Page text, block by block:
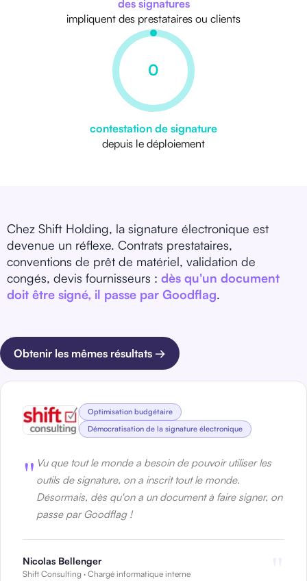
des signatures
impliquent des prestataires ou clients
0
contestation de signature
depuis le déploiement
Chez Shift Holding, la signature électronique est
devenue un réflexe. Contrats prestataires,
conventions de prêt de matériel, validation de
congés, devis fournisseurs : dès qu'un document
doit être signé, il passe par Goodflag.
Obtenir les mêmes résultats →
Optimisation budgétaire
Démocratisation de la signature électronique
" Vu que tout le monde a besoin de pouvoir utiliser les
outils de signature, on a inscrit tout le monde.
Désormais, dès qu'on a un document à faire signer, on
passe par Goodflag !
Nicolas Bellenger
Shift Consulting · Chargé informatique interne